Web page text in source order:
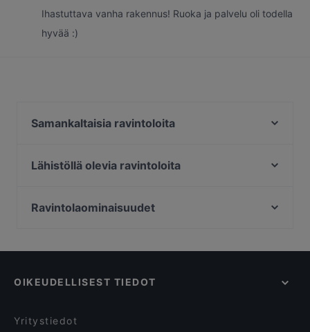
Ihastuttava vanha rakennus! Ruoka ja palvelu oli todella
hyvää :)
Samankaltaisia ravintoloita
Ravintola Harakanpesä
Blue Jay Lounge & Bistro
Akhanda Nepalilainen Ravintola
Lähistöllä olevia ravintoloita
Ravintola Rara
DIF Döner & dIZZA Tapiola
Ravintolaominaisuudet
OIKEUDELLISEST TIEDOT
Yritystiedot